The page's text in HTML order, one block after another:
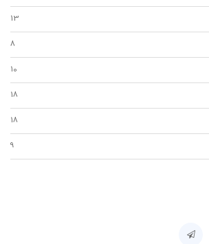
13
8
10
18
18
9